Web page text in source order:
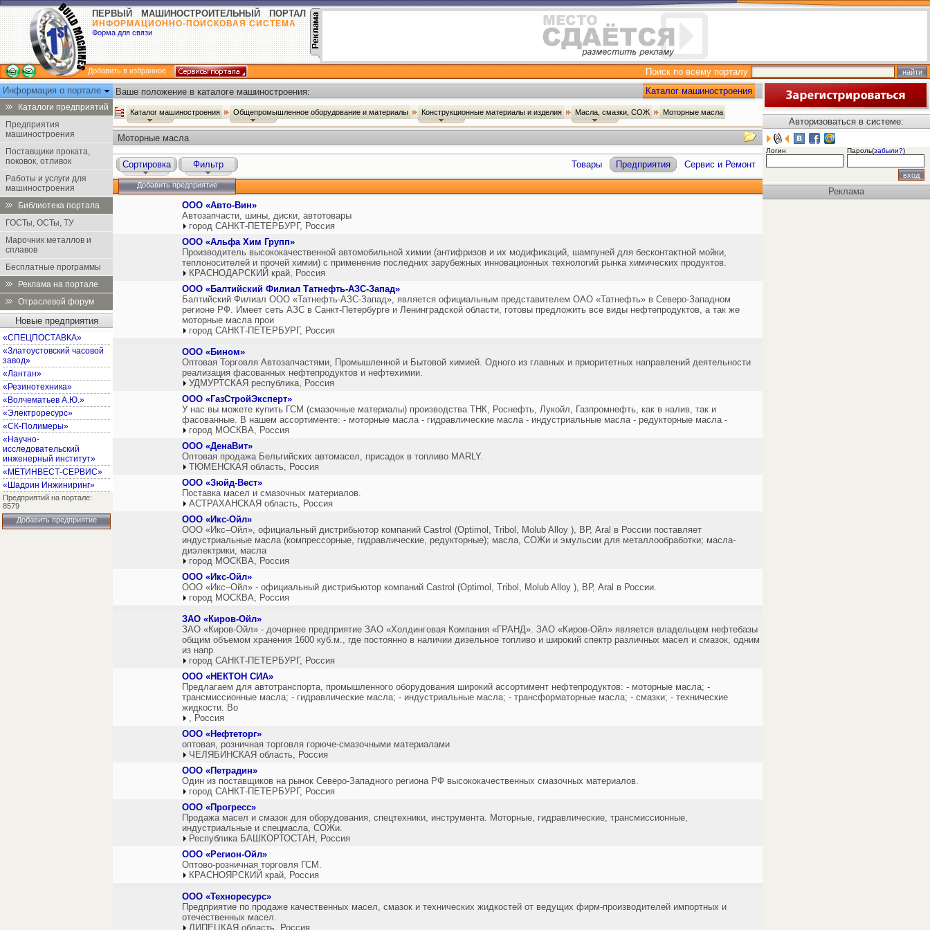
ПЕРВЫЙ МАШИНОСТРОИТЕЛЬНЫЙ ПОРТАЛ
ИНФОРМАЦИОННО-ПОИСКОВАЯ СИСТЕМА
Форма для связи
Добавить в избранное
Поиск по всему порталу
Информация о портале
Каталоги предприятий
Предприятия
машиностроения
Поставщики проката,
поковок, отливок
Работы и услуги для
машиностроения
Библиотека портала
ГОСТы, ОСТы, ТУ
Марочник металлов и
сплавов
Бесплатные программы
Реклама на портале
Отраслевой форум
Новые предприятия
«СПЕЦПОСТАВКА»
«Златоустовский часовой
завод»
«Лантан»
«Резинотехника»
«Волчематьев А.Ю.»
«Электроресурс»
«СК-Полимеры»
«Научно-
исследовательский
инженерный институт»
«МЕТИНВЕСТ-СЕРВИС»
«Шадрин Инжиниринг»
Предприятий на портале:
8579
Добавить предприятие
Ваше положение в каталоге машиностроения: Каталог машиностроения
Каталог машиностроения Общепромышленное оборудование и материалы Конструкционные материалы и изделия Масла, смазки, СОЖ Моторные масла
Моторные масла
Сортировка Фильтр Товары Предприятия Сервис и Ремонт
Добавить предприятие
ООО «Авто-Вин»
Автозапчасти, шины, диски, автотовары
город САНКТ-ПЕТЕРБУРГ, Россия
ООО «Альфа Хим Групп»
Производитель высококачественной автомобильной химии (антифризов и их модификаций, шампуней для бесконтактной мойки,
теплоносителей и прочей химии) с применение последних зарубежных инновационных технологий рынка химических продуктов.
КРАСНОДАРСКИЙ край, Россия
ООО «Балтийский Филиал Татнефть-АЗС-Запад»
Балтийский Филиал ООО «Татнефть-АЗС-Запад», является официальным представителем ОАО «Татнефть» в Северо-Западном
регионе РФ. Имеет сеть АЗС в Санкт-Петербурге и Ленинградской области, готовы предложить все виды нефтепродуктов, а так же
моторные масла прои
город САНКТ-ПЕТЕРБУРГ, Россия
ООО «Бином»
Оптовая Торговля Автозапчастями, Промышленной и Бытовой химией. Одного из главных и приоритетных направлений деятельности
реализация фасованных нефтепродуктов и нефтехимии.
УДМУРТСКАЯ республика, Россия
ООО «ГазСтройЭксперт»
У нас вы можете купить ГСМ (смазочные материалы) производства ТНК, Роснефть, Лукойл, Газпромнефть, как в налив, так и
фасованные. В нашем ассортименте: - моторные масла - гидравлические масла - индустриальные масла - редукторные масла -
город МОСКВА, Россия
ООО «ДенаВит»
Оптовая продажа Бельгийских автомасел, присадок в топливо MARLY.
ТЮМЕНСКАЯ область, Россия
ООО «Зюйд-Вест»
Поставка масел и смазочных материалов.
АСТРАХАНСКАЯ область, Россия
ООО «Икс-Ойл»
ООО «Икс–Ойл», официальный дистрибьютор компаний Castrol (Optimol, Tribol, Molub Alloy ), ВР, Aral в России поставляет
индустриальные масла (компрессорные, гидравлические, редукторные); масла, СОЖи и эмульсии для металлообработки; масла-
диэлектрики, масла
город МОСКВА, Россия
ООО «Икс-Ойл»
ООО «Икс–Ойл» - официальный дистрибьютор компаний Castrol (Optimol, Tribol, Molub Alloy ), ВР, Aral в России.
город МОСКВА, Россия
ЗАО «Киров-Ойл»
ЗАО «Киров-Ойл» - дочернее предприятие ЗАО «Холдинговая Компания «ГРАНД». ЗАО «Киров-Ойл» является владельцем нефтебазы
общим объемом хранения 1600 куб.м., где постоянно в наличии дизельное топливо и широкий спектр различных масел и смазок, одним
из напр
город САНКТ-ПЕТЕРБУРГ, Россия
ООО «НЕКТОН СИА»
Предлагаем для автотранспорта, промышленного оборудования широкий ассортимент нефтепродуктов: - моторные масла; -
трансмиссионные масла; - гидравлические масла; - индустриальные масла; - трансформаторные масла; - смазки; - технические
жидкости. Во
, Россия
ООО «Нефтеторг»
оптовая, розничная торговля горюче-смазочными материалами
ЧЕЛЯБИНСКАЯ область, Россия
ООО «Петрадин»
Один из поставщиков на рынок Северо-Западного региона РФ высококачественных смазочных материалов.
город САНКТ-ПЕТЕРБУРГ, Россия
ООО «Прогресс»
Продажа масел и смазок для оборудования, спецтехники, инструмента. Моторные, гидравлические, трансмиссионные,
индустриальные и спецмасла, СОЖи.
Республика БАШКОРТОСТАН, Россия
ООО «Регион-Ойл»
Оптово-розничная торговля ГСМ.
КРАСНОЯРСКИЙ край, Россия
ООО «Техноресурс»
Предприятие по продаже качественных масел, смазок и технических жидкостей от ведущих фирм-производителей импортных и
отечественных масел.
ЛИПЕЦКАЯ область, Россия
Авторизоваться в системе:
Логин Пароль(забыли?)
Реклама